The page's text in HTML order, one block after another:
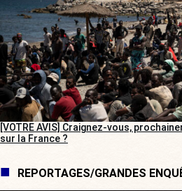
[VOTRE AVIS] Craignez-vous,
sur la France ?
REPORTAGES/GRANDES